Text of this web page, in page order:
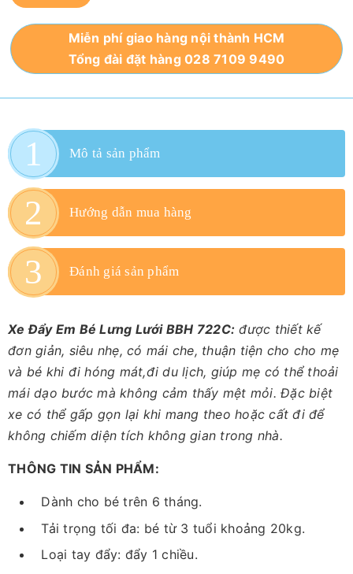
Miễn phí giao hàng nội thành HCM
Tổng đài đặt hàng 028 7109 9490
Mô tả sản phẩm
Hướng dẫn mua hàng
Đánh giá sản phẩm
Xe Đẩy Em Bé Lưng Lưới BBH 722C: được thiết kế
đơn giản, siêu nhẹ, có mái che, thuận tiện cho cho mẹ
và bé khi đi hóng mát,đi du lịch, giúp mẹ có thể thoải
mái dạo bước mà không cảm thấy mệt mỏi. Đặc biệt
xe có thể gấp gọn lại khi mang theo hoặc cất đi để
không chiếm diện tích không gian trong nhà.
THÔNG TIN SẢN PHẨM:
Dành cho bé trên 6 tháng.
Tải trọng tối đa: bé từ 3 tuổi khoảng 20kg.
Loại tay đẩy: đẩy 1 chiều.